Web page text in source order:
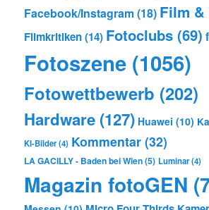
Facebook/Instagram (18) Film &
Filmkritiken(14) Fotoclubs (69)
Fotoszene (1056)
Fotowettbewerb (202)
Hardware (127) Huawei (10)
KI-Bilder(4) Kommentar (32)
LA GACILLY - Baden bei Wien(5) Luminar(4)
Magazin fotoGEN